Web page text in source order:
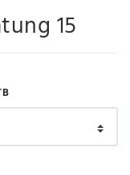
15